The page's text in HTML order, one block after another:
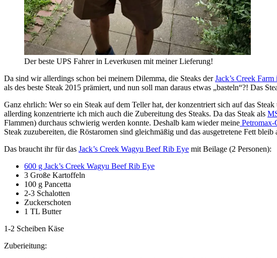
Der beste UPS Fahrer in Leverkusen mit meiner Lieferung!
Da sind wir allerdings schon bei meinem Dilemma, die Steaks derJack’s Creek
als des beste Steak 2015 prämiert, und nun soll man daraus etwas „basteln“?! Das
Ganz ehrlich: Wer so ein Steak auf dem Teller hat, der konzentriert sich auf das
allerding konzentrierte ich mich auch die Zubereitung des Steaks. Da das Steak als
Flammen) durchaus schwierig werden konnte. Deshalb kam wieder meine Petromax-
Steak zuzubereiten, die Röstaromen sind gleichmäßig und das ausgetretene Fett bleib
Das braucht ihr für das Jack’s Creek Wagyu Beef Rib Eye mit Beilage (2 Personen):
600 g Jack’s Creek Wagyu Beef Rib Eye
3 Große Kartoffeln
100 g Pancetta
2-3 Schalotten
Zuckerschoten
1 TL Butter
1-2 Scheiben Käse
Zuberieitung: